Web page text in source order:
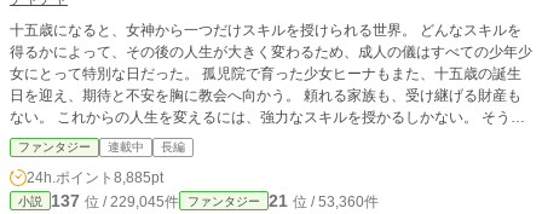
十五歳になると、女神から一つだけスキルを授けられる世界。 どんなスキルを
得るかによって、その後の人生が大きく変わるため、成人の儀はすべての少年少
女にとって特別な日だった。 孤児院で育った少女ヒーナもまた、十五歳の誕生
日を迎え、期待と不安を胸に教会へ向かう。 頼れる家族も、受け継げる財産も
ない。 これからの人生を変えるには、強力なスキルを授かるしかない。 そう願
っていたヒーナが女神から授かったのは――。 「あなたに授けるスキルは、
〈散歩〉です」歩くだけ。 魔物を倒すこともできなければ、物を作ることもで
きない。 誰からもハズレスキルだと笑われ、孤児院を出たヒーナは、行く当て
もないまま街の外へ歩き始める。 しかし、彼女はまだ知らなかった。 〈散歩〉
ファンタジー 連載中 長編
24h.ポイント 8,885pt
小説 137 位 / 229,045件 ファンタジー 21 位 / 53,360件